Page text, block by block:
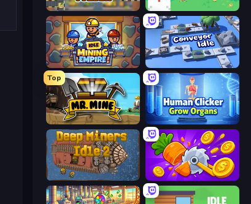
Leek Factory Tycoon The MachinEGG
Idle Mining Empire Conveyor Idle
Top
Mr. Mine Human Clicker: Grow Organs
Deep Miners Idle 2 Farm Ring Idle